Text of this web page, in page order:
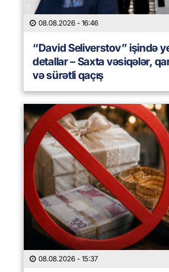
08.08.2026 - 16:46
“David Seliverstov” işində
detallar – Saxta vəsiqələr,
və sürətli qaçış
08.08.2026 - 15:37